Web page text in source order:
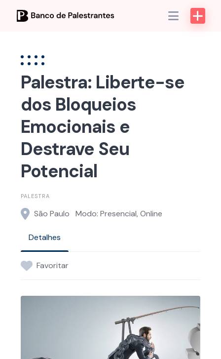
Palestra: Liberte-se
dos Bloqueios
Emocionais e
Destrave Seu
Potencial
PALESTRA
São Paulo Modo: Presencial, Online
Detalhes
Favoritar